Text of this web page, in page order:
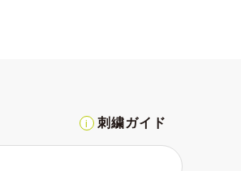
刺繍ガイド